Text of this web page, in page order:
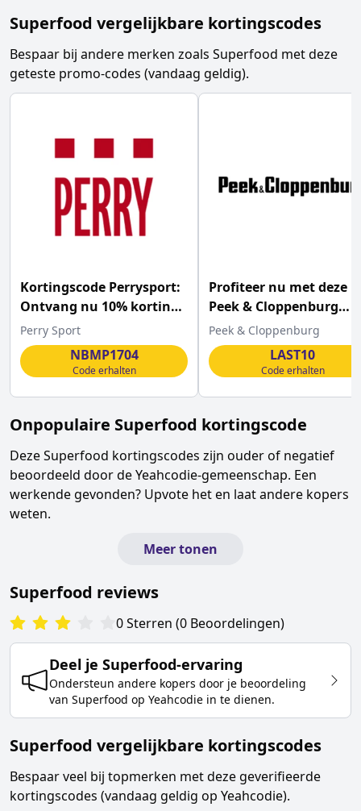
Superfood vergelijkbare kortingscodes
Bespaar bij andere merken zoals Superfood met deze
geteste promo-codes (vandaag geldig).
Kortingscode Perrysport:
Ontvang nu 10% korting
op de gehele webshop
Perry Sport
NBMP1704
Code erhalten
Profiteer nu met deze
Peek & Cloppenburg
promotiecode 10%
korting in de sale
Peek & Cloppenburg
LAST10
Code erhalten
Onpopulaire Superfood kortingscode
DezeSuperfood kortingscodes zijn ouder of negatief
beoordeeld door de Yeahcodie-gemeenschap. Een
werkende gevonden? Upvote het en laat andere kopers
weten.
Meer tonen
Superfood reviews
0Sterren (0 Beoordelingen)
Deel je Superfood-ervaring
Ondersteun andere kopers door je beoordeling
van Superfood op Yeahcodie in te dienen.
Superfood vergelijkbare kortingscodes
Bespaar veel bij topmerken met deze geverifieerde
kortingscodes (vandaag geldig op Yeahcodie).